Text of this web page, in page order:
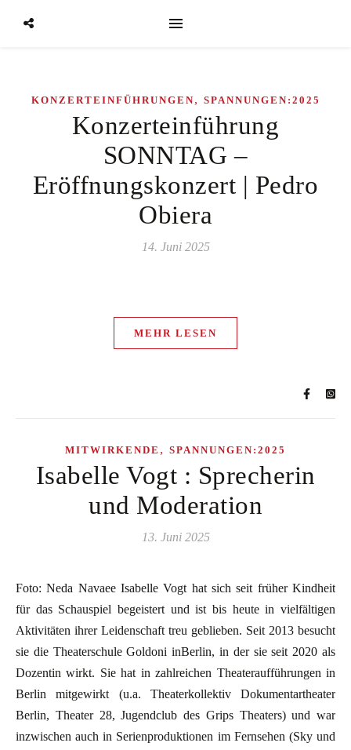
KONZERTEINFÜHRUNGEN, SPANNUNGEN:2025
Konzerteinführung
SONNTAG –
Eröffnungskonzert | Pedro
Obiera
14. Juni 2025
MEHR LESEN
MITWIRKENDE , SPANNUNGEN:2025
Isabelle Vogt : Sprecherin
und Moderation
13. Juni 2025
Foto: Neda Navaee Isabelle Vogt hat sich seit früher Kindheit
für das Schauspiel begeistert und ist bis heute in vielfältigen
Aktivitäten ihrer Leidenschaft treu geblieben. Seit 2013 besucht
sie die Theaterschule Goldoni inBerlin, in der sie seit 2020 als
Dozentin wirkt. Sie hat in zahlreichen Theateraufführungen in
Berlin mitgewirkt (u.a. Theaterkollektiv Dokumentartheater
Berlin, Theater 28, Jugendclub des Grips Theaters) und war
inzwischen auch in Serienproduktionen im Fernsehen (Sky und